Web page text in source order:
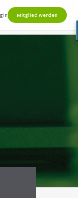
Mitglied werden